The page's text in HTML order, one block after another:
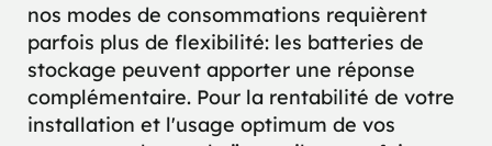
nos modes de consommations requièrent
parfois plus de flexibilité: les batteries de
stockage peuvent apporter une réponse
complémentaire. Pour la rentabilité de votre
installation et l'usage optimum de vos